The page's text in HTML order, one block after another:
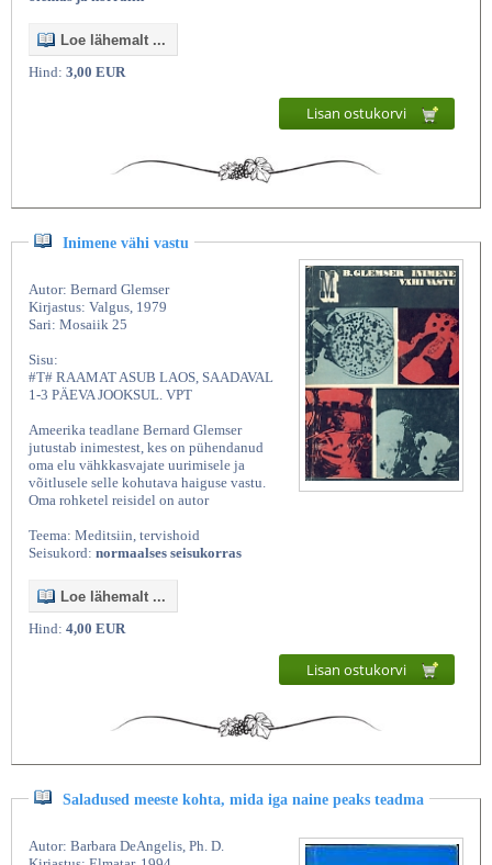
Loe lähemalt ...
Hind: 3,00 EUR
Lisan ostukorvi
Inimene vähi vastu
Autor: Bernard Glemser
Kirjastus: Valgus, 1979
Sari: Mosaiik 25
Sisu:
#T# RAAMAT ASUB LAOS, SAADAVAL
1-3 PÄEVA JOOKSUL. VPT
Ameerika teadlane Bernard Glemser
jutustab inimestest, kes on pühendanud
oma elu vähkkasvajate uurimisele ja
võitlusele selle kohutava haiguse vastu.
Oma rohketel reisidel on autor
Teema: Meditsiin, tervishoid
Seisukord: normaalses seisukorras
Loe lähemalt ...
Hind: 4,00 EUR
Lisan ostukorvi
Saladused meeste kohta, mida iga naine peaks teadma
Autor: Barbara DeAngelis, Ph. D.